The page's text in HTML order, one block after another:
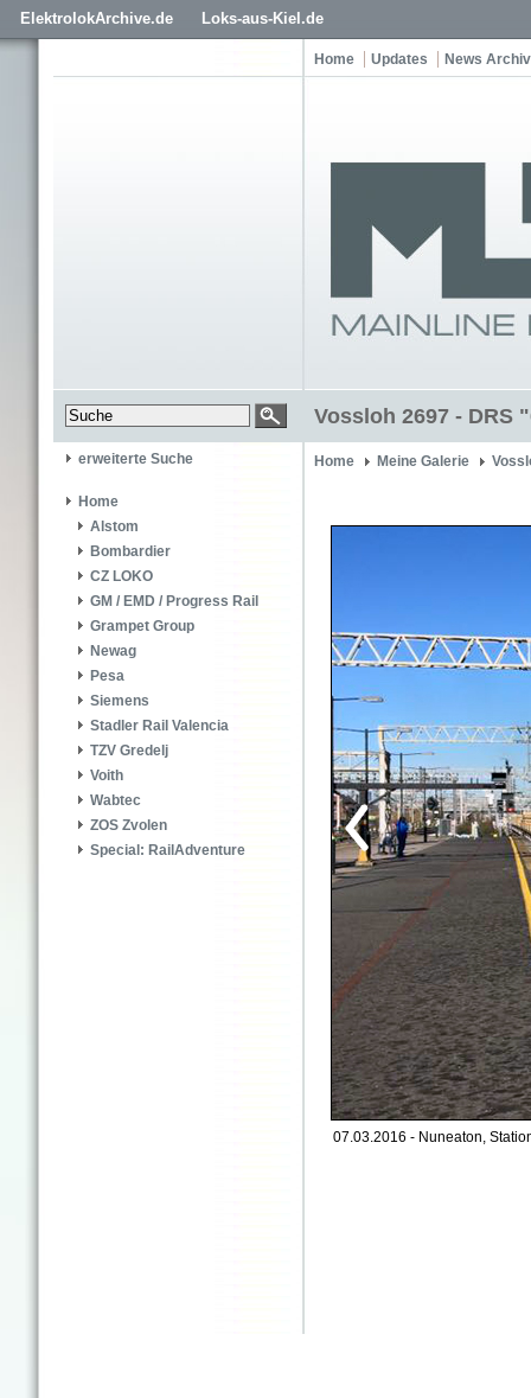
ElektrolokArchive.de Loks-aus-Kiel.de
Home Updates News Archiv
Vossloh 2697 - DRS
erweiterte Suche
Home
Alstom
Bombardier
CZ LOKO
GM / EMD / Progress Rail
Grampet Group
Newag
Pesa
Siemens
Stadler Rail Valencia
TZV Gredelj
Voith
Wabtec
ZOS Zvolen
Special: RailAdventure
Home Meine Galerie
07.03.2016 - Nuneaton,